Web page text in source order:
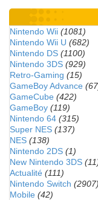
Nintendo Wii (1081)
Nintendo Wii U (682)
Nintendo DS (1100)
Nintendo 3DS (929)
Retro-Gaming (15)
GameBoy Advance
GameCube (422)
GameBoy (119)
Nintendo 64 (315)
Super NES (137)
NES (138)
Nintendo 2DS (1)
New Nintendo 3DS
Actualité (111)
Nintendo Switch (2907)
Mobile (42)